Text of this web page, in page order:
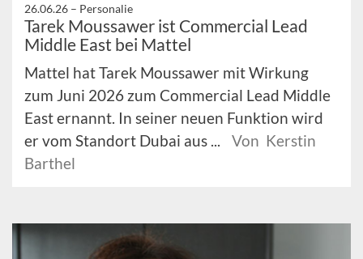
26.06.26 – Personalie
Tarek Moussawer ist Commercial Lead
Middle East bei Mattel
Mattel hat Tarek Moussawer mit Wirkung
zum Juni 2026 zum Commercial Lead Middle
East ernannt. In seiner neuen Funktion wird
er vom Standort Dubai aus ...
Von Kerstin
Barthel